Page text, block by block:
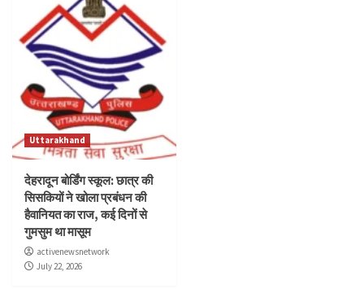
Uttarakhand
देहरादून बोर्डिंग स्कूल: छात्र की
सिसकियों ने खोला प्रबंधन की
हैवानियत का राज, कई दिनों से
गुमसुम था मासूम
activenewsnetwork
July 22, 2026